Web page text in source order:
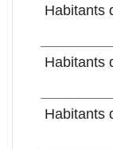
Habitants
Habitants
Habitants